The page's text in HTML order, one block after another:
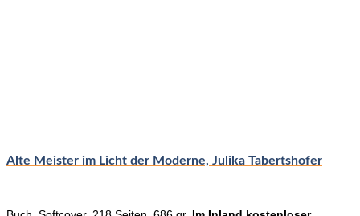
Alte Meister im Licht der Moderne, Julika Tabertshofer